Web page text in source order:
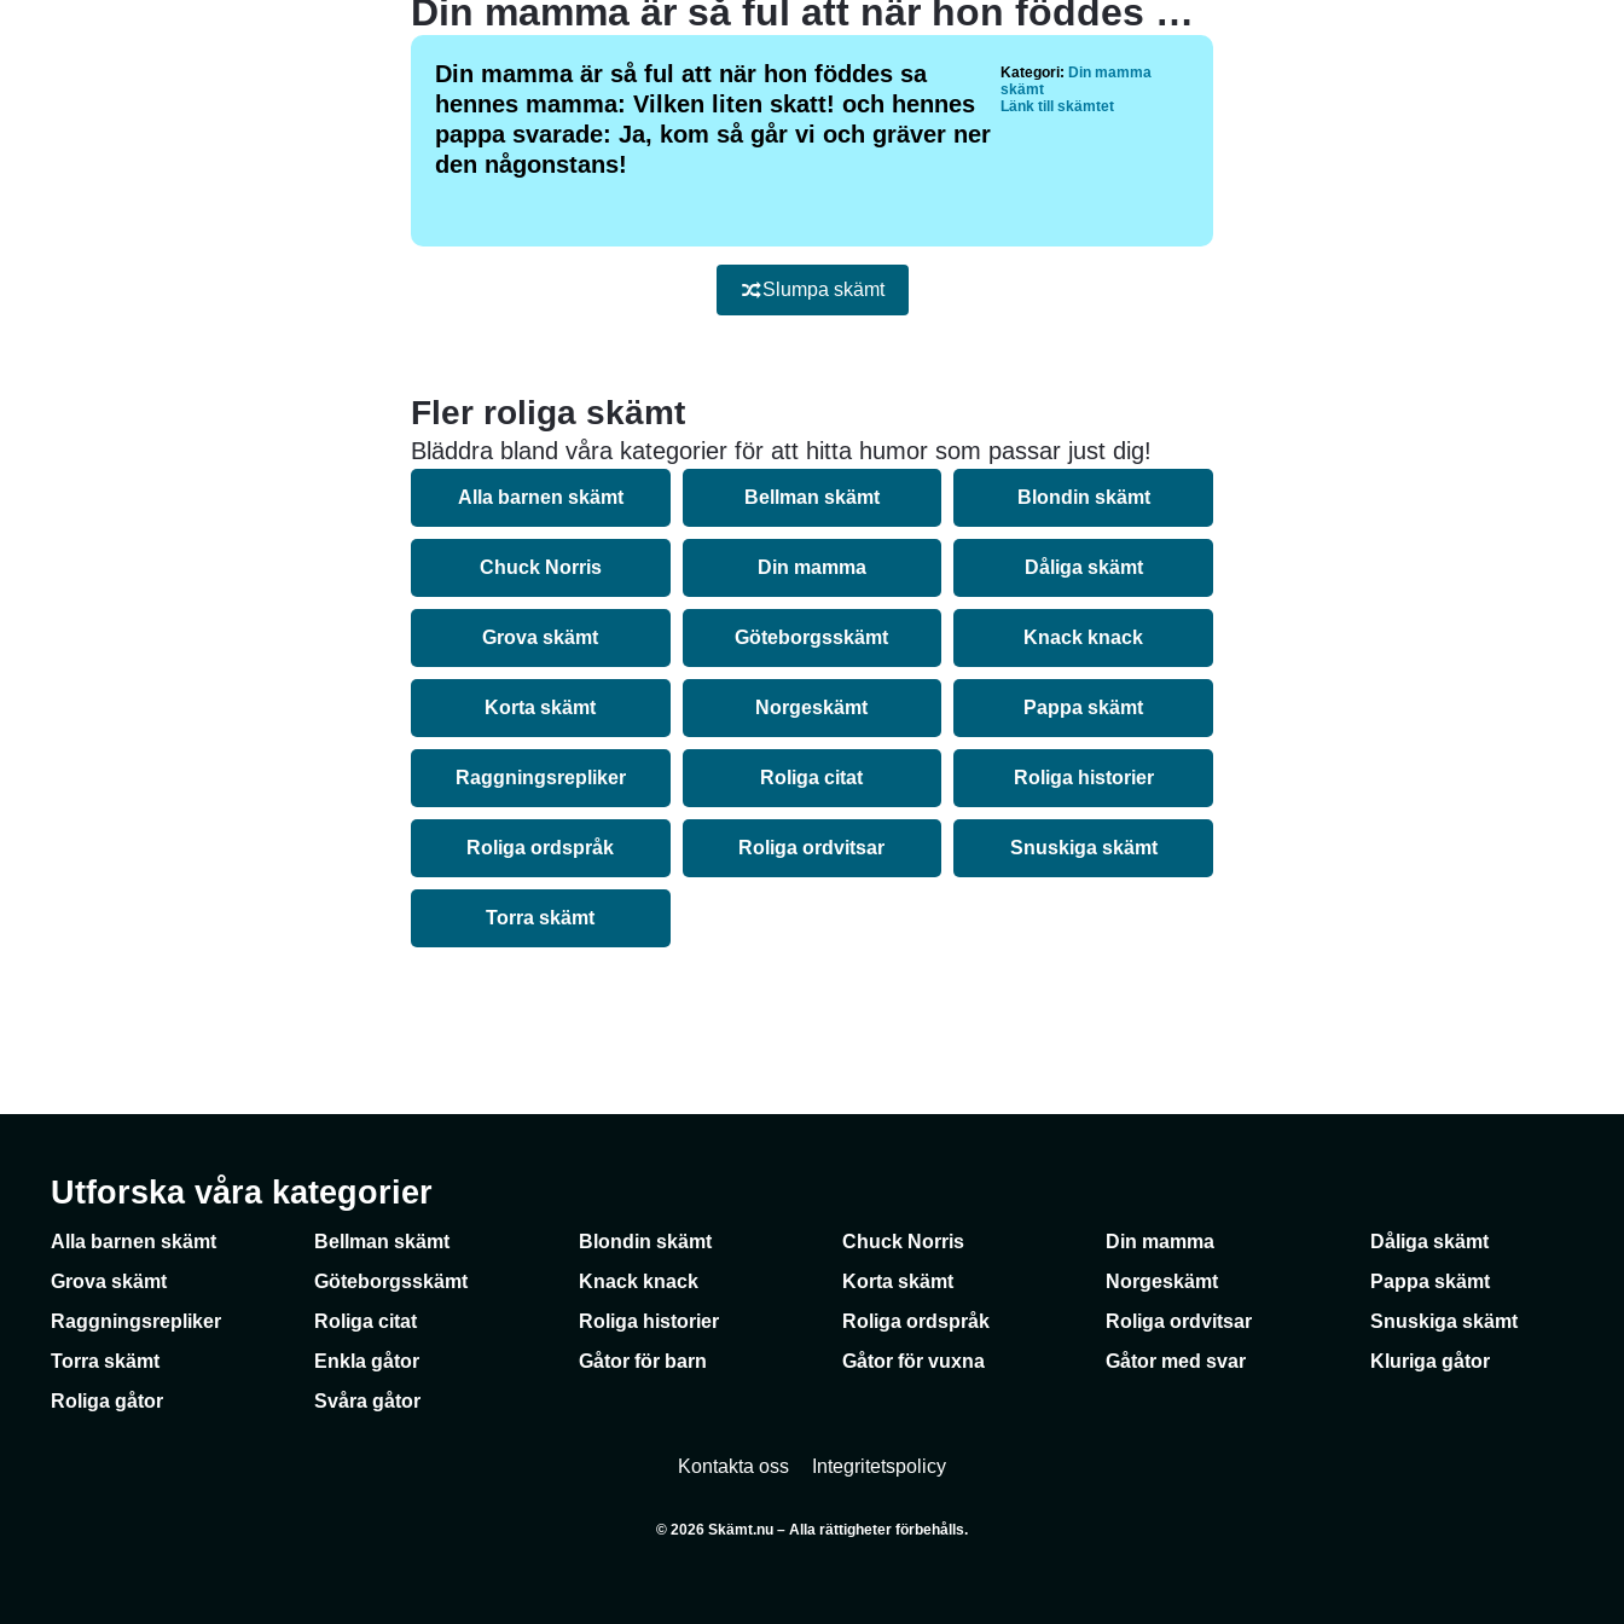
Din mamma är så ful att när hon föddes sa hennes mamma: Vilken liten skatt! och hennes pappa svarade: Ja, kom så går vi och gräver ner den någonstans!
Din mamma är så ful att när hon föddes sa
hennes mamma: Vilken liten skatt! och hennes
pappa svarade: Ja, kom så går vi och gräver ner
den någonstans!
Kategori: Din mamma
skämt
Länk till skämtet
Slumpa skämt
Fler roliga skämt
Bläddra bland våra kategorier för att hitta humor som passar just dig!
Alla barnen skämt Bellman skämt Blondin skämt
Chuck Norris Din mamma Dåliga skämt
Grova skämt Göteborgsskämt Knack knack
Korta skämt Norgeskämt Pappa skämt
Raggningsrepliker Roliga citat Roliga historier
Roliga ordspråk Roliga ordvitsar Snuskiga skämt
Torra skämt
Utforska våra kategorier
Alla barnen skämt Bellman skämt Blondin skämt Chuck Norris Din mamma
Dåliga skämt
Grova skämt
Göteborgsskämt Knack knack Korta skämt Norgeskämt
Pappa skämt
Raggningsrepliker
Roliga citat Roliga historier Roliga ordspråk Roliga ordvitsar
Snuskiga skämt
Torra skämt
Enkla gåtor Gåtor för barn Gåtor för vuxna Gåtor med svar
Kluriga gåtor
Roliga gåtor
Svåra gåtor
Kontakta oss Integritetspolicy
© 2026 Skämt.nu – Alla rättigheter förbehålls.